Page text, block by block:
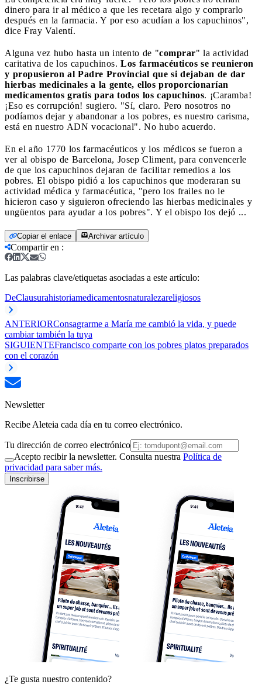
dinero para ir al médico a que les recetara algo y comprarlo
después en la farmacia. Y por eso acudían a los capuchinos",
dice Fray Valentí.
Alguna vez hubo hasta un intento de "comprar" la actividad
caritativa de los capuchinos. Los farmacéuticos se reunieron
y propusieron al Padre Provincial que si dejaban de dar
hierbas medicinales a la gente, ellos proporcionarían
medicamentos gratis para todos los capuchinos. ¡Caramba!
¡Eso es corrupción! sugiero. "Sí, claro. Pero nosotros no
podíamos dejar y abandonar a los pobres, es nuestro carisma,
está en nuestro ADN vocacional". No hubo acuerdo.
En el año 1770 los farmacéuticos y los médicos se fueron a
ver al obispo de Barcelona, Josep Climent, para convencerle
de que los capuchinos dejaran de facilitar remedios a los
pobres. El obispo pidió a los capuchinos que moderaran su
actividad médica y farmacéutica, "pero los frailes no le
hicieron caso y siguieron ofreciendo las hierbas medicinales y
ungüentos para ayudar a los pobres". Y el obispo los dejó ...
Copiar el enlace Archivar artículo
Compartir en :
Las palabras clave/etiquetas asociadas a este artículo:
DeClausurahistoriamedicamentosnaturalezareligiosos
ANTERIORConsagrarme a María me cambió la vida, y puede
cambiar también la tuya
SIGUIENTEFrancisco comparte con los pobres platos preparados
con el corazón
Newsletter
Recibe Aleteia cada día en tu correo electrónico.
Tu dirección de correo electrónico
Acepto recibir la newsletter. Consulta nuestra Política de
privacidad para saber más.
Inscribirse
¿Te gusta nuestro contenido?